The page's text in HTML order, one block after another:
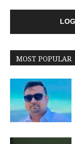
MOST POPULAR